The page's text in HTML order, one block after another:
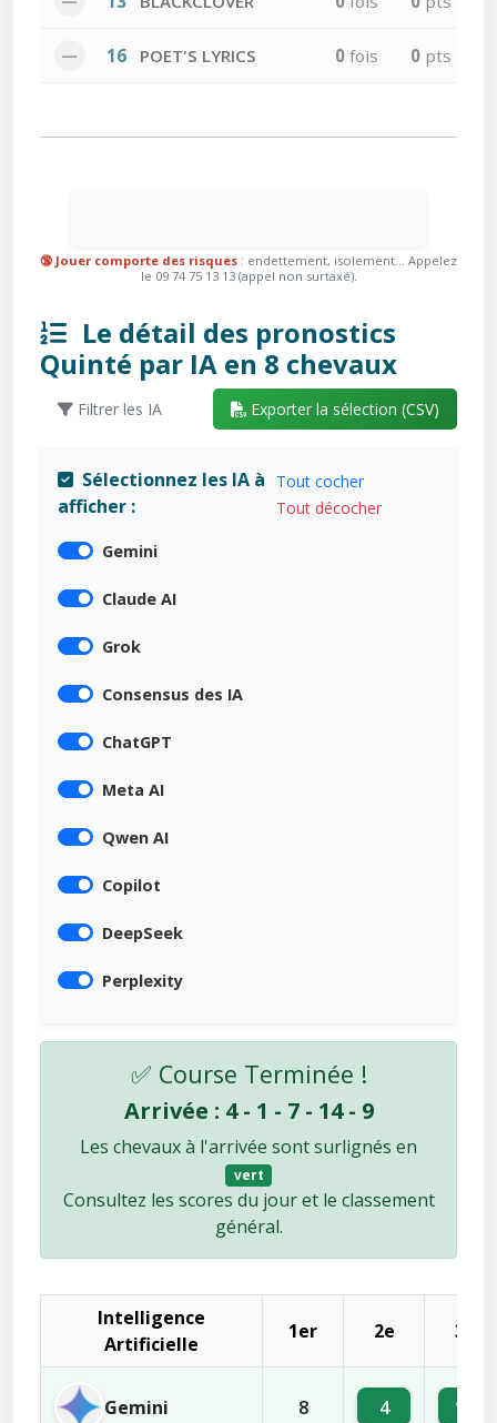
— 16 POET'S LYRICS 0 fois 0 pts
🔞 Jouer comporte des risques : endettement, isolement... Appelez
le 09 74 75 13 13 (appel non surtaxé).
Le détail des pronostics
Quinté par IA en 8 chevaux
Filtrer les IA Exporter la sélection (CSV)
Sélectionnez les IA à
afficher :
Tout cocher
Tout décocher
Gemini
Claude AI
Grok
Consensus des IA
ChatGPT
Meta AI
Qwen AI
Copilot
DeepSeek
Perplexity
✅ Course Terminée !
Arrivée : 4 - 1 - 7 - 14 - 9
Les chevaux à l'arrivée sont surlignés en
vert
Consultez les scores du jour et le classement
général.
Intelligence
Artificielle
1er 2e 3e
Gemini 8 4 14